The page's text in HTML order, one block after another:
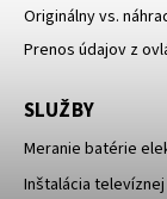
Originálny vs.
Prenos údajov z
SLUŽBY
Meranie batérie
Inštalácia